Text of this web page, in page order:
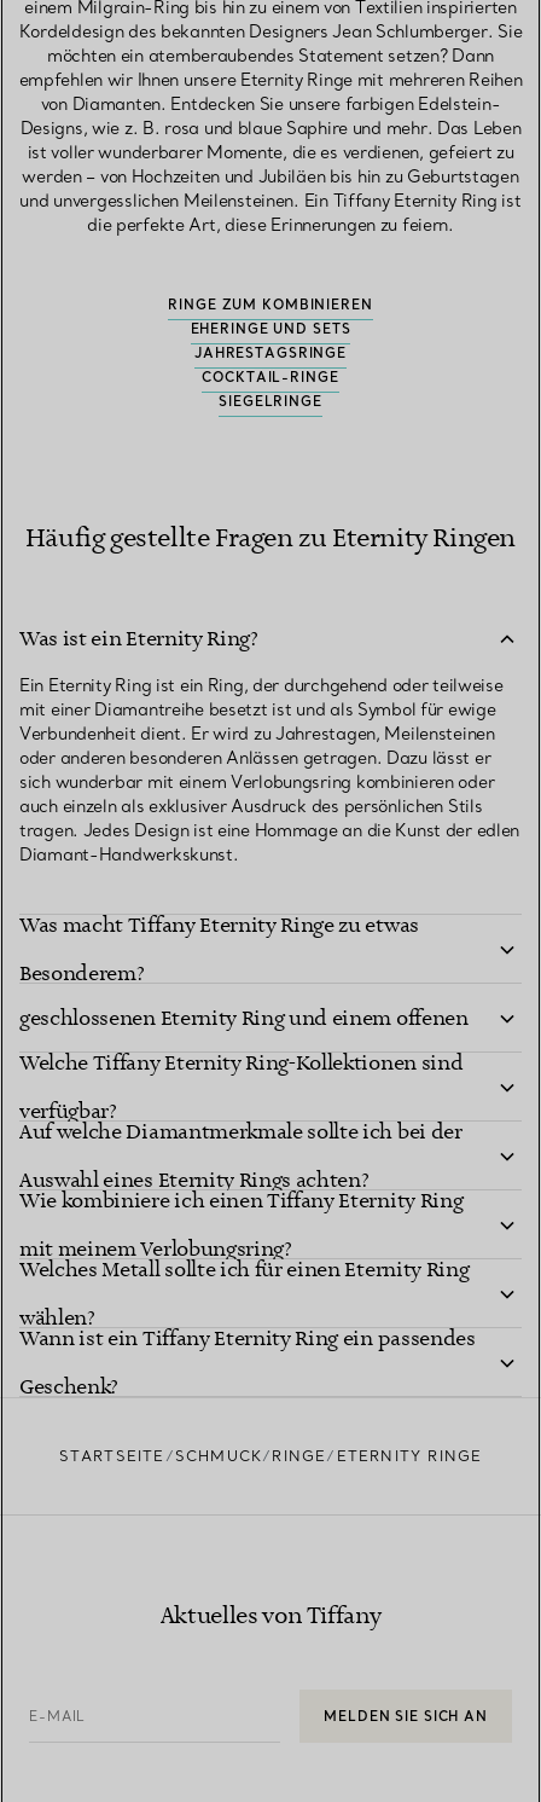
einem Milgrain-Ring bis hin zu einem von Textilien inspirierten
Kordeldesign des bekannten Designers Jean Schlumberger. Sie
möchten ein atemberaubendes Statement setzen? Dann
empfehlen wir Ihnen unsere Eternity Ringe mit mehreren Reihen
von Diamanten. Entdecken Sie unsere farbigen Edelstein-
Designs, wie z. B. rosa und blaue Saphire und mehr. Das Leben
ist voller wunderbarer Momente, die es verdienen, gefeiert zu
werden – von Hochzeiten und Jubiläen bis hin zu Geburtstagen
und unvergesslichen Meilensteinen. Ein Tiffany Eternity Ring ist
die perfekte Art, diese Erinnerungen zu feiern.
RINGE ZUM KOMBINIEREN
EHERINGE UND SETS
JAHRESTAGSRINGE
COCKTAIL-RINGE
SIEGELRINGE
Häufig gestellte Fragen zu Eternity Ringen
Was ist ein Eternity Ring?
Ein Eternity Ring ist ein Ring, der durchgehend oder teilweise
mit einer Diamantreihe besetzt ist und als Symbol für ewige
Verbundenheit dient. Er wird zu Jahrestagen, Meilensteinen
oder anderen besonderen Anlässen getragen. Dazu lässt er
sich wunderbar mit einem Verlobungsring kombinieren oder
auch einzeln als exklusiver Ausdruck des persönlichen Stils
tragen. Jedes Design ist eine Hommage an die Kunst der edlen
Diamant-Handwerkskunst.
Was macht Tiffany Eternity Ringe zu etwas
Besonderem?
Was ist der Unterschied zwischen einem
geschlossenen Eternity Ring und einem offenen
Eternity Ring?
Welche Tiffany Eternity Ring-Kollektionen sind
verfügbar?
Auf welche Diamantmerkmale sollte ich bei der
Auswahl eines Eternity Rings achten?
Wie kombiniere ich einen Tiffany Eternity Ring
mit meinem Verlobungsring?
Welches Metall sollte ich für einen Eternity Ring
wählen?
Wann ist ein Tiffany Eternity Ring ein passendes
Geschenk?
STARTSEITE SCHMUCK RINGE ETERNITY RINGE
Aktuelles von Tiffany
E-MAIL MELDEN SIE SICH AN